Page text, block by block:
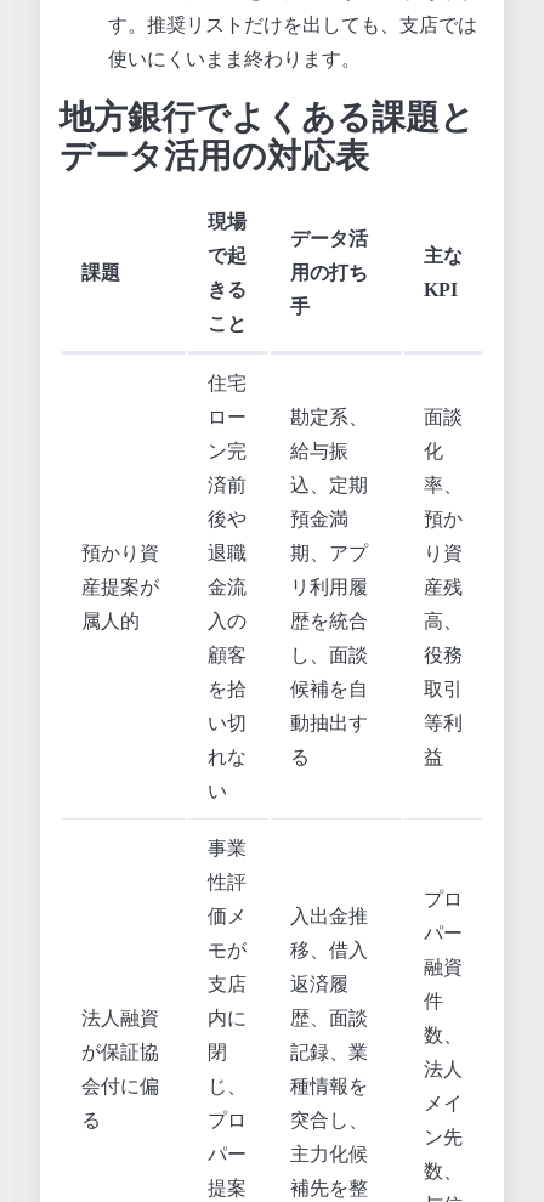
す。推奨リストだけを出しても、支店では
使いにくいまま終わります。
地方銀行でよくある課題と
データ活用の対応表
課題
現場
で起
きる
こと
データ活
用の打ち
手
主な
KPI
預かり資
産提案が
属人的
住宅
ロー
ン完
済前
後や
退職
金流
入の
顧客
を拾
い切
れな
い
勘定系、
給与振
込、定期
預金満
期、アプ
リ利用履
歴を統合
し、面談
候補を自
動抽出す
る
面談
化
率、
預か
り資
産残
高、
役務
取引
等利
益
法人融資
が保証協
会付に偏
る
事業
性評
価メ
モが
支店
内に
閉
じ、
プロ
パー
提案
入出金推
移、借入
返済履
歴、面談
記録、業
種情報を
突合し、
主力化候
補先を整
プロ
パー
融資
件
数、
法人
メイ
ン先
数、